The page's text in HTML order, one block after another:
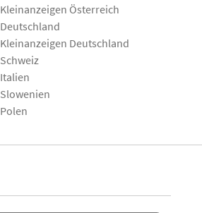
Kleinanzeigen Österreich
Deutschland
Kleinanzeigen Deutschland
Schweiz
Italien
Slowenien
Polen